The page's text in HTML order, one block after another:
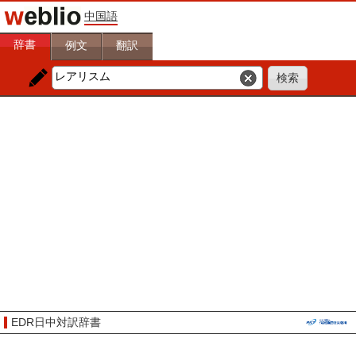
中国語
辞書 例文 翻訳
EDR日中対訳辞書